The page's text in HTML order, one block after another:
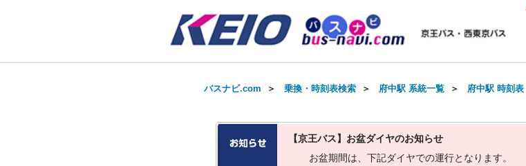
バスナビ.com ＞ 乗換・時刻表検索 ＞ 府中駅 系統一覧 ＞ 府中駅 時刻表
【京王バス】お盆ダイヤのお知らせ
お盆期間は 下記ダイヤでの運行と な り ます。